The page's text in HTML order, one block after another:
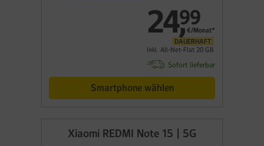
24,
99
€/Monat*
DAUERHAFT
Inkl. All-Net-Flat 20 GB
Sofort lieferbar
Smartphone wählen
Xiaomi REDMI Note 15 | 5G